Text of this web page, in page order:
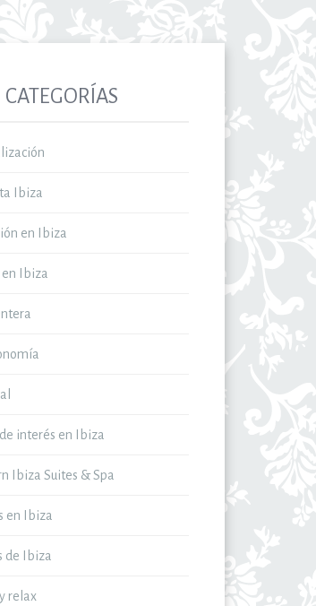
CATEGORÍAS
Ibiza
en Ibiza
en Ibiza
de interés en Ibiza
Ibiza Suites & Spa
en Ibiza
de Ibiza
relax